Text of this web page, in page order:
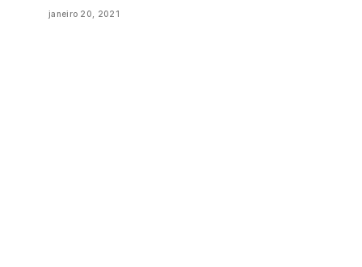
janeiro 20, 2021